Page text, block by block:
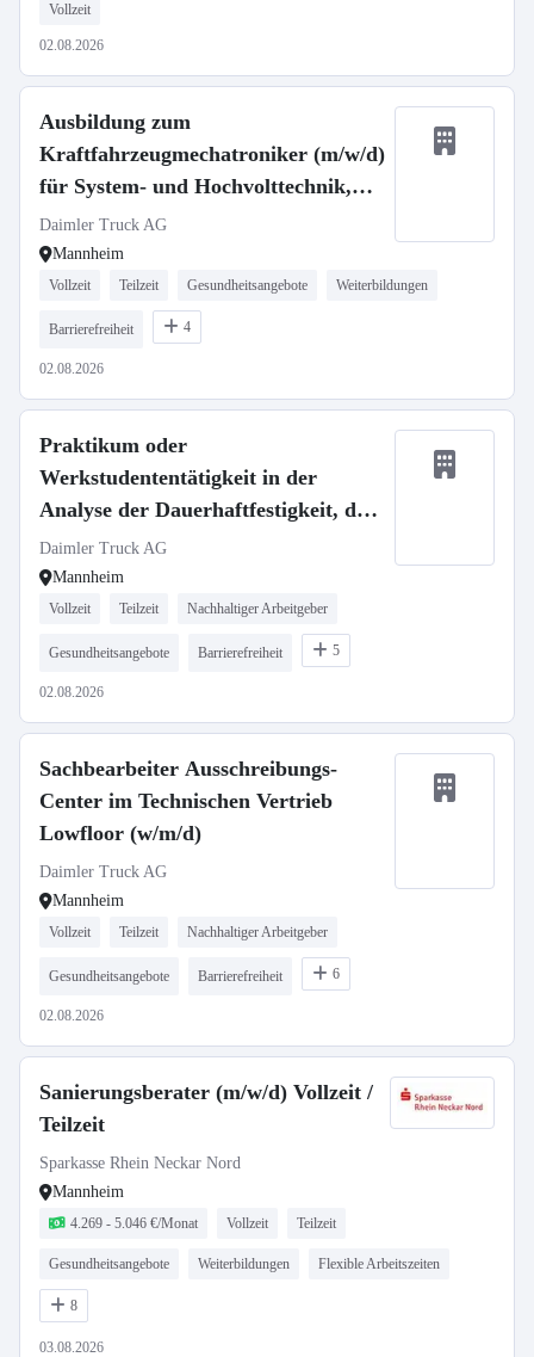
Vollzeit
02.08.2026
Ausbildung zum
Kraftfahrzeugmechatroniker (m/w/d)
für System- und Hochvolttechnik,
Daimler Truck AG
Daimler Truck AG
Mannheim
Vollzeit Teilzeit Gesundheitsangebote Weiterbildungen
Barrierefreiheit 4
02.08.2026
Praktikum oder
Werkstudententätigkeit in der
Analyse der Dauerhaftfestigkeit, der
Anforderung und des Verhaltens von
NMC4 Batterien
Daimler Truck AG
Mannheim
Vollzeit Teilzeit Nachhaltiger Arbeitgeber
Gesundheitsangebote Barrierefreiheit 5
02.08.2026
Sachbearbeiter Ausschreibungs-
Center im Technischen Vertrieb
Lowfloor (w/m/d)
Daimler Truck AG
Mannheim
Vollzeit Teilzeit Nachhaltiger Arbeitgeber
Gesundheitsangebote Barrierefreiheit 6
02.08.2026
Sanierungsberater (m/w/d) Vollzeit /
Teilzeit
Sparkasse Rhein Neckar Nord
Mannheim
4.269 - 5.046 €/Monat Vollzeit Teilzeit
Gesundheitsangebote Weiterbildungen Flexible Arbeitszeiten
8
03.08.2026